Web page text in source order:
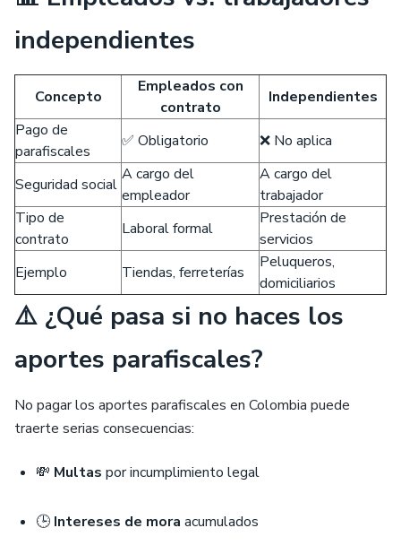
independientes
Concepto
Empleados con
contrato
Independientes
Pago de
parafiscales
✅ Obligatorio ❌ No aplica
Seguridad social
A cargo del
empleador
A cargo del
trabajador
Tipo de
contrato
Laboral formal
Prestación de
servicios
Ejemplo
Tiendas, ferreterías
Peluqueros,
domiciliarios
⚠️ ¿Qué pasa si no haces los
aportes parafiscales?
No pagar los aportes parafiscales en Colombia puede
traerte serias consecuencias:
💸 Multas por incumplimiento legal
🕒 Intereses de mora acumulados